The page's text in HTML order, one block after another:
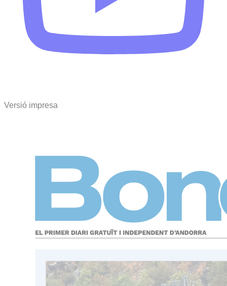
Versió impresa